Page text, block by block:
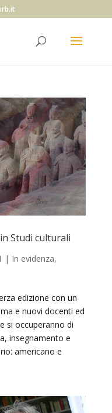
Studi culturali
| In evidenza,
edizione con un
e nuovi docenti ed
si occuperanno di
insegnamento e
americano e